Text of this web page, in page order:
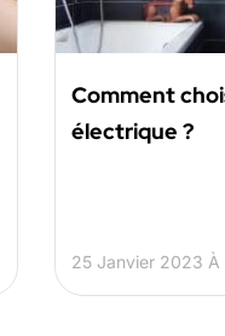
Comment
électrique ?
25 Janvier 2023 À